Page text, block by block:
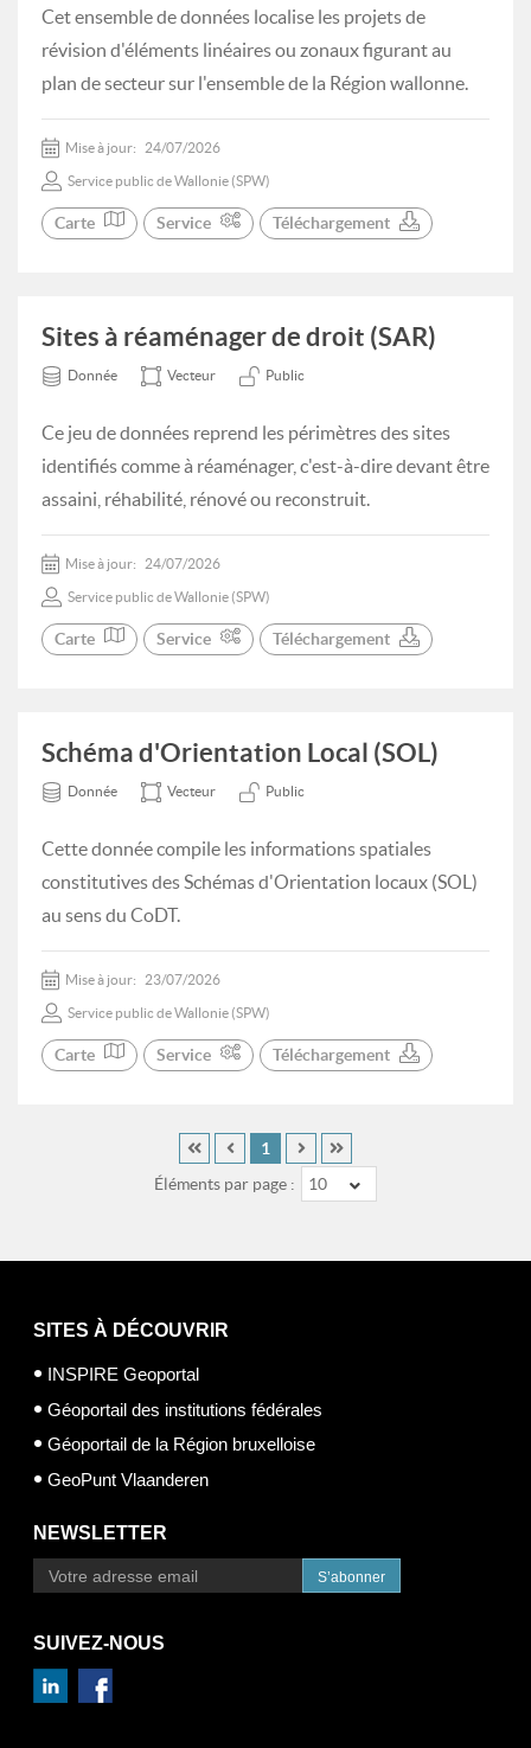
Cet ensemble de données localise les projets de
révision d'éléments linéaires ou zonaux figurant au
plan de secteur sur l'ensemble de la Région wallonne.
Mise à jour: 24/07/2026
Service public de Wallonie (SPW)
Carte Service Téléchargement
Sites à réaménager de droit (SAR)
Donnée Vecteur Public
Ce jeu de données reprend les périmètres des sites
identifiés comme à réaménager, c'est-à-dire devant être
assaini, réhabilité, rénové ou reconstruit.
Mise à jour: 24/07/2026
Service public de Wallonie (SPW)
Carte Service Téléchargement
Schéma d'Orientation Local (SOL)
Donnée Vecteur Public
Cette donnée compile les informations spatiales
constitutives des Schémas d'Orientation locaux (SOL)
au sens du CoDT.
Mise à jour: 23/07/2026
Service public de Wallonie (SPW)
Carte Service Téléchargement
Éléments par page : 10
1
SITES À DÉCOUVRIR
INSPIRE Geoportal
Géoportail des institutions fédérales
Géoportail de la Région bruxelloise
GeoPunt Vlaanderen
NEWSLETTER
S’abonner
SUIVEZ-NOUS